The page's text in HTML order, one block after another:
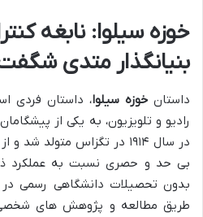
خوزه سیلوا: نابغه
بنیانگذار متدی
داستان خوزه سیلوا، داستان فردی
رادیو و تلویزیون، به یکی از
در سال ۱۹۱۴ در تگزاس متولد
بی حد و حصری نسبت به عملکرد
بدون تحصیلات دانشگاهی رسمی در
طریق مطالعه و پژوهش های